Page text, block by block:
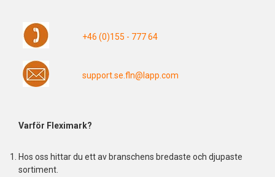
+46 (0)155 - 777 64
support.se.fln@lapp.com
Varför Fleximark?
Hos oss hittar du ett av branschens bredaste och djupaste
sortiment.